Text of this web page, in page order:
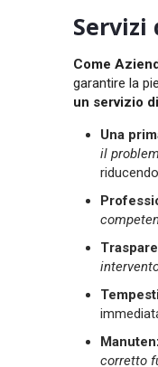
Servizi
Come
garantire la
un servizio
Una
il
corretto